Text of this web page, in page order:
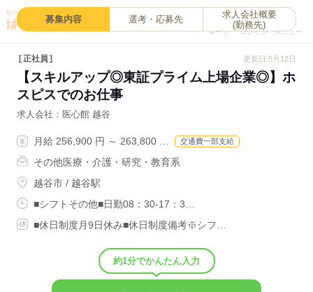
キープ
0
ログイン メニュー
募集内容 選考・応募先
求人会社概要
(勤務先)
正社員 更新日:5月12日
【スキルアップ◎東証プライム上場企業◎】ホ
スピスでのお仕事
求人会社 医心館 越谷
月給 256,900 円 ～ 263,800 … 交通費一部支給
その他医療・介護・研究・教育系
越谷市 / 越谷駅
■シフトその他■日勤08：30-17：3…
■休日制度月9日休み■休日制度備考※シフ…
約1分でかんたん入力